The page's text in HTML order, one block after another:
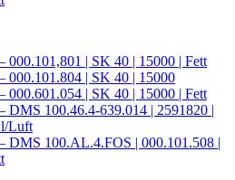
000.101,801 | SK 40 | 15000 | Fett
000.101.804 | SK 40 | 15000
000.601.054 | SK 40 | 15000 | Fett
DMS 100.46.4-639.014 | 2591820 |
Luft
DMS 100.AL.4.FOS | 000.101.508 |